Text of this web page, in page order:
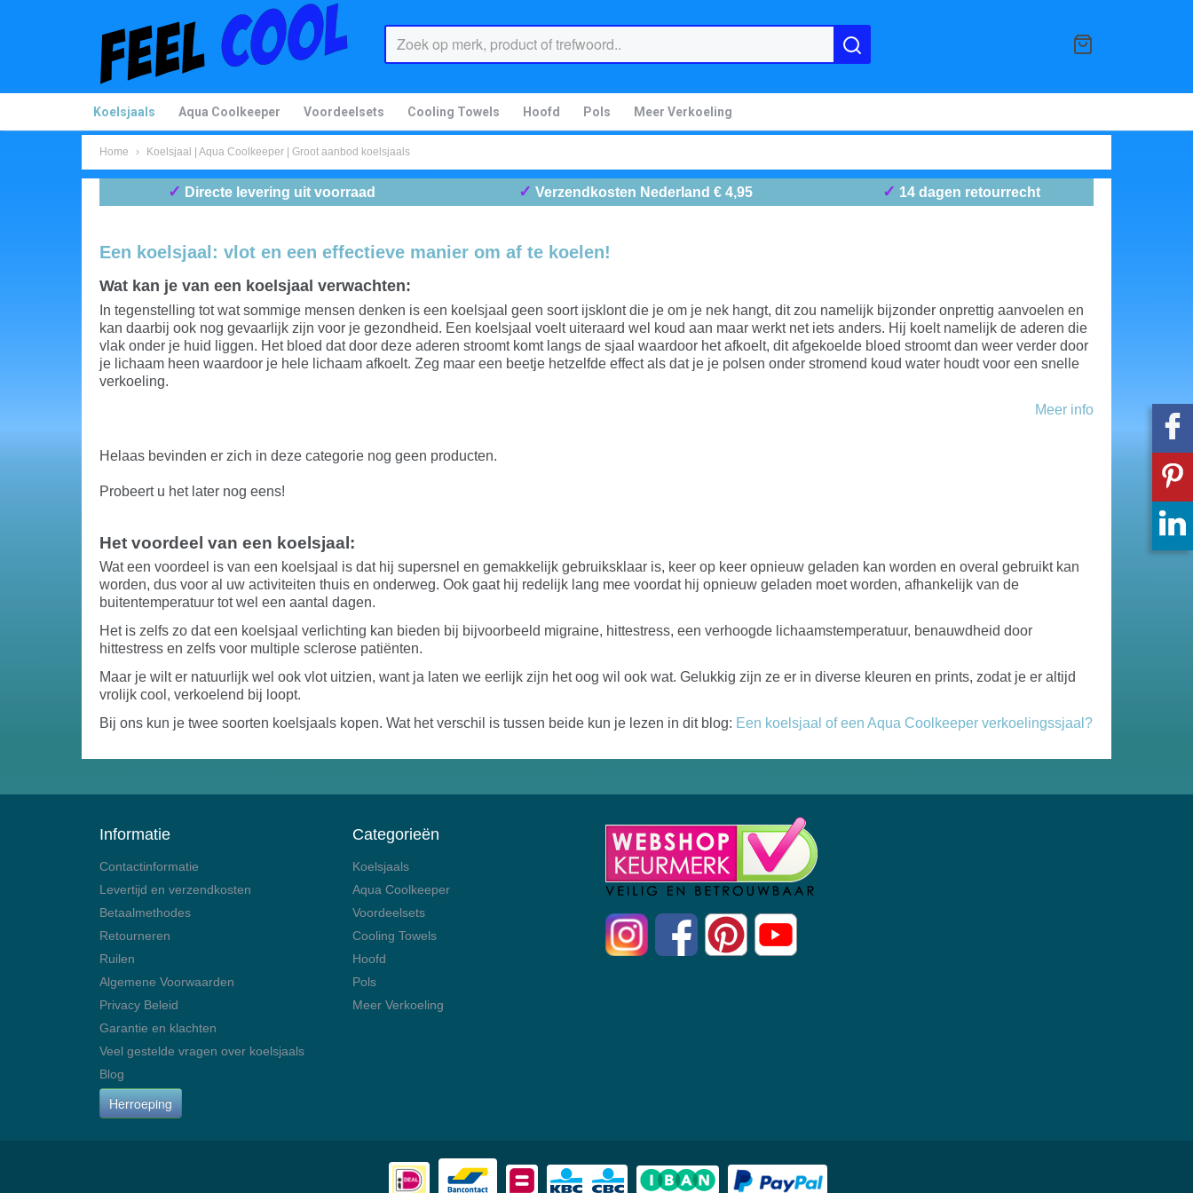
Koelsjaals Aqua Coolkeeper Voordeelsets Cooling Towels Hoofd Pols Meer Verkoeling
Home › Koelsjaal | Aqua Coolkeeper | Groot aanbod koelsjaals
✓ Directe levering uit voorraad ✓ Verzendkosten Nederland € 4,95 ✓ 14 dagen retourrecht
Een koelsjaal: vlot en een effectieve manier om af te koelen!
Wat kan je van een koelsjaal verwachten:
In tegenstelling tot wat sommige mensen denken is een koelsjaal geen soort ijsklont die je om je nek hangt, dit zou namelijk bijzonder onprettig aanvoelen en
kan daarbij ook nog gevaarlijk zijn voor je gezondheid. Een koelsjaal voelt uiteraard wel koud aan maar werkt net iets anders. Hij koelt namelijk de aderen die
vlak onder je huid liggen. Het bloed dat door deze aderen stroomt komt langs de sjaal waardoor het afkoelt, dit afgekoelde bloed stroomt dan weer verder door
je lichaam heen waardoor je hele lichaam afkoelt. Zeg maar een beetje hetzelfde effect als dat je je polsen onder stromend koud water houdt voor een snelle
verkoeling.
Meer info
Helaas bevinden er zich in deze categorie nog geen producten.
Probeert u het later nog eens!
Het voordeel van een koelsjaal:
Wat een voordeel is van een koelsjaal is dat hij supersnel en gemakkelijk gebruiksklaar is, keer op keer opnieuw geladen kan worden en overal gebruikt kan
worden, dus voor al uw activiteiten thuis en onderweg. Ook gaat hij redelijk lang mee voordat hij opnieuw geladen moet worden, afhankelijk van de
buitentemperatuur tot wel een aantal dagen.
Het is zelfs zo dat een koelsjaal verlichting kan bieden bij bijvoorbeeld migraine, hittestress, een verhoogde lichaamstemperatuur, benauwdheid door
hittestress en zelfs voor multiple sclerose patiënten.
Maar je wilt er natuurlijk wel ook vlot uitzien, want ja laten we eerlijk zijn het oog wil ook wat. Gelukkig zijn ze er in diverse kleuren en prints, zodat je er altijd
vrolijk cool, verkoelend bij loopt.
Bij ons kun je twee soorten koelsjaals kopen. Wat het verschil is tussen beide kun je lezen in dit blog: Een koelsjaal of een Aqua Coolkeeper verkoelingssjaal?
Informatie
Contactinformatie
Levertijd en verzendkosten
Betaalmethodes
Retourneren
Ruilen
Algemene Voorwaarden
Privacy Beleid
Garantie en klachten
Veel gestelde vragen over koelsjaals
Blog
Herroeping
Categorieën
Koelsjaals
Aqua Coolkeeper
Voordeelsets
Cooling Towels
Hoofd
Pols
Meer Verkoeling